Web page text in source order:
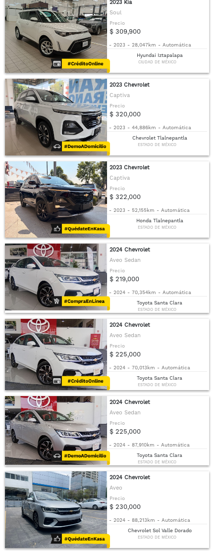
2023 Kia
Soul
Precio
$ 309,900
- 2023 - 28,047km - Automática
Hyundai Iztapalapa
CIUDAD DE MÉXICO
2023 Chevrolet
Captiva
Precio
$ 320,000
- 2023 - 44,886km - Automática
Chevrolet Tlalnepantla
ESTADO DE MÉXICO
2023 Chevrolet
Captiva
Precio
$ 322,000
- 2023 - 52,155km - Automática
Honda Tlalnepantla
ESTADO DE MÉXICO
2024 Chevrolet
Aveo Sedan
Precio
$ 219,000
- 2024 - 70,354km - Automática
Toyota Santa Clara
ESTADO DE MÉXICO
2024 Chevrolet
Aveo Sedan
Precio
$ 225,000
- 2024 - 70,013km - Automática
Toyota Santa Clara
ESTADO DE MÉXICO
2024 Chevrolet
Aveo Sedan
Precio
$ 225,000
- 2024 - 87,910km - Automática
Toyota Santa Clara
ESTADO DE MÉXICO
2024 Chevrolet
Aveo
Precio
$ 230,000
- 2024 - 88,213km - Automática
Chevrolet Sol Valle Dorado
ESTADO DE MÉXICO